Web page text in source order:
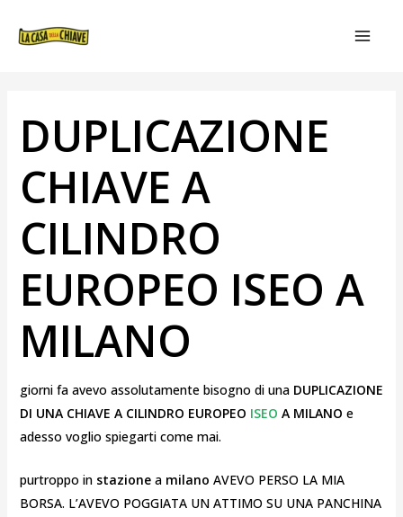
DUPLICAZIONE
CHIAVE A
CILINDRO
EUROPEO ISEO A
MILANO
giorni fa avevo assolutamente bisogno di una DUPLICAZIONE
DI UNA CHIAVE A CILINDRO EUROPEO ISEO A MILANO e
adesso voglio spiegarti come mai.
purtroppo in stazione a milano AVEVO PERSO LA MIA
BORSA. L’AVEVO POGGIATA UN ATTIMO SU UNA PANCHINA
ARTICOLI